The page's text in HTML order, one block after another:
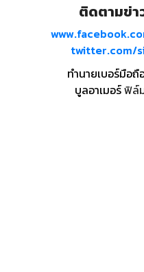
ติดตามข่า
twitter.com/
ทำนายเบอร์มือถื
บูลอาเมอร์ฟิล์ม